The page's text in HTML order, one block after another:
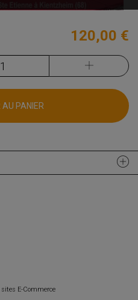
120,00 €
PANIER
E-Commerce